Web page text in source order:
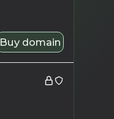
Buy domain